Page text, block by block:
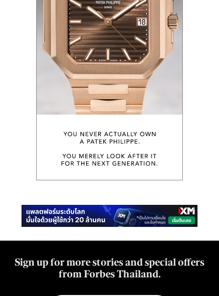
Sign up for more stories and special offers
from Forbes Thailand.